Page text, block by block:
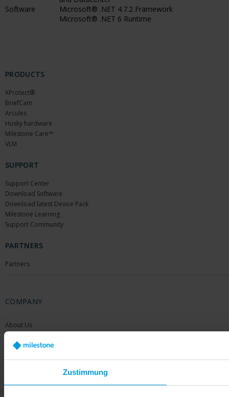
Zustimmung
Software
Microsoft® .NET 4.7.2 Framework
Microsoft® .NET 6 Runtime
PRODUCTS
XProtect®
BriefCam
Arcules
Husky hardware
Milestone Care™
VLM
SUPPORT
Support Center
Download Software
Download latest Device Pack
Milestone Learning
Support Community
PARTNERS
Partners
COMPANY
About Us
Contact Us
Offices